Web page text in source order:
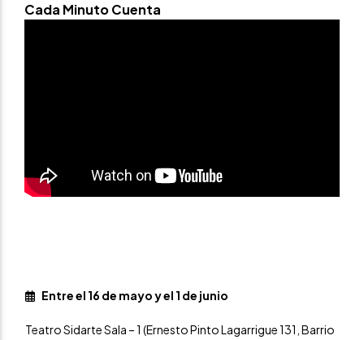
Cada Minuto Cuenta
Entre el 16 de mayo y el 1 de junio
Teatro Sidarte Sala – 1 (Ernesto Pinto Lagarrigue 131, Barrio